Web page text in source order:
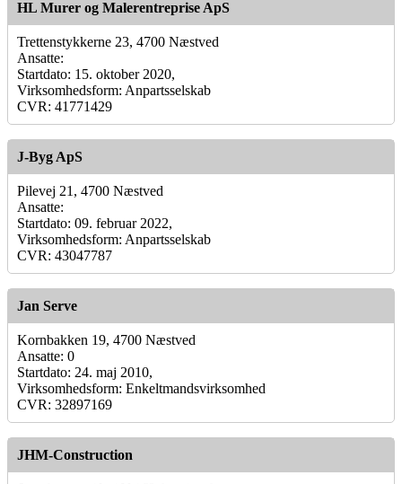
HL Murer og Malerentreprise ApS
Trettenstykkerne 23, 4700 Næstved
Ansatte:
Startdato: 15. oktober 2020,
Virksomhedsform: Anpartsselskab
CVR: 41771429
J-Byg ApS
Pilevej 21, 4700 Næstved
Ansatte:
Startdato: 09. februar 2022,
Virksomhedsform: Anpartsselskab
CVR: 43047787
Jan Serve
Kornbakken 19, 4700 Næstved
Ansatte: 0
Startdato: 24. maj 2010,
Virksomhedsform: Enkeltmandsvirksomhed
CVR: 32897169
JHM-Construction